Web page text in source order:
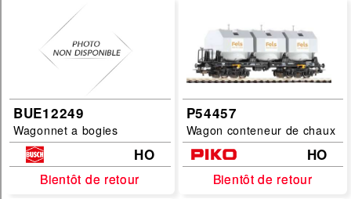
HO
HOe
HOf
TT
BUE12249
Wagonnet a bogies
HO
Bientôt de retour
Bientôt de retour
P54457
Wagon conteneur de chaux
HO
Bientôt de retour
Bientôt de retour